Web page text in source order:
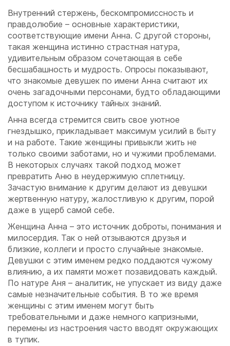
Внутренний стержень, бескомпромиссность и
правдолюбие – основные характеристики,
соответствующие имени Анна. С другой стороны,
такая женщина истинно страстная натура,
удивительным образом сочетающая в себе
бесшабашность и мудрость. Опросы показывают,
что знакомые девушек по имени Анна считают их
очень загадочными персонами, будто обладающими
доступом к источнику тайных знаний.
Анна всегда стремится свить свое уютное
гнездышко, прикладывает максимум усилий в быту
и на работе. Такие женщины привыкли жить не
только своими заботами, но и чужими проблемами.
В некоторых случаях такой подход может
превратить Аню в неудержимую сплетницу.
Зачастую внимание к другим делают из девушки
жертвенную натуру, жалостливую к другим, порой
даже в ущерб самой себе.
Женщина Анна – это источник доброты, понимания и
милосердия. Так о ней отзываются друзья и
близкие, коллеги и просто случайные знакомые.
Девушки с этим именем редко поддаются чужому
влиянию, а их памяти может позавидовать каждый.
По натуре Аня – аналитик, не упускает из виду даже
самые незначительные события. В то же время
женщины с этим именем могут быть
требовательными и даже немного капризными,
перемены из настроения часто вводят окружающих
в тупик.